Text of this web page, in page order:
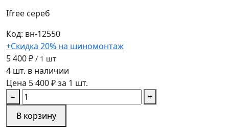
Ifree сереб
Код: вн-12550
+Скидка 20% на шиномонтаж
5 400 ₽ / 1 шт
4 шт. в наличии
Цена 5 400 ₽ за 1 шт.
−
+
В корзину